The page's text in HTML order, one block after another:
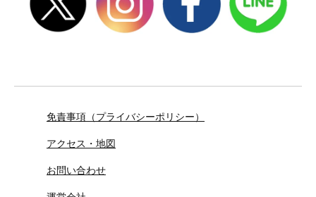
免責事項（プライバシーポリシー）
アクセス・地図
お問い合わせ